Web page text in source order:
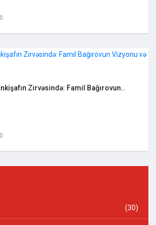
Zirvəsində: Famil Bağırovun..
(30)